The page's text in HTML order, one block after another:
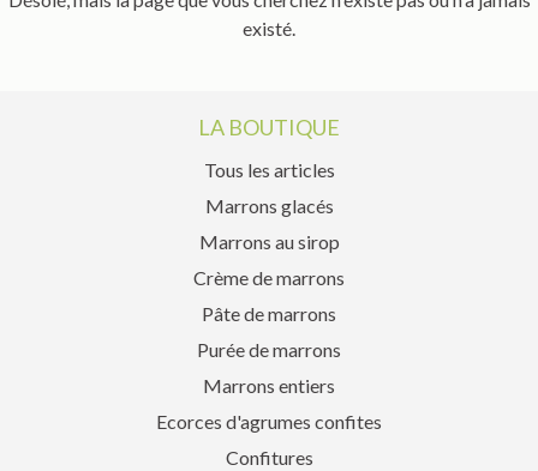
existé.
LA BOUTIQUE
Tous les articles
Marrons glacés
Marrons au sirop
Crème de marrons
Pâte de marrons
Purée de marrons
Marrons entiers
Ecorces d'agrumes confites
Confitures